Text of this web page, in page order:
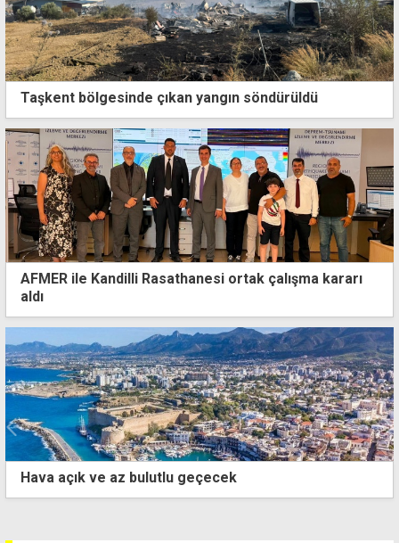
Taşkent bölgesinde çıkan yangın söndürüldü
AFMER ile Kandilli Rasathanesi ortak çalışma kararı
aldı
Hava açık ve az bulutlu geçecek